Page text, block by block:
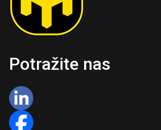
Potražite nas